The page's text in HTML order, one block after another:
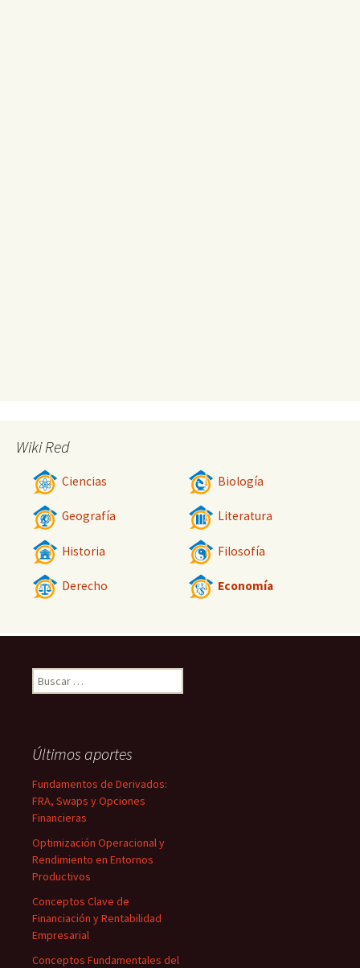
Wiki Red
Ciencias Biología
Geografía Literatura
Historia Filosofía
Derecho Economía
Buscar:
Últimos aportes
Fundamentos de Derivados:
FRA, Swaps y Opciones
Financieras
Optimización Operacional y
Rendimiento en Entornos
Productivos
Conceptos Clave de
Financiación y Rentabilidad
Empresarial
Conceptos Fundamentales del